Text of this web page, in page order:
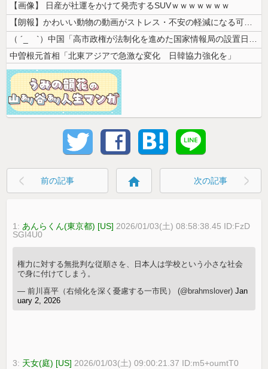
【画像】 日産が社運をかけて発売するSUVｗｗｗｗｗｗｗ
【朗報】かわいい動物の動画がストレス・不安の軽減になる可能性。英大学の...
（ ´_ゝ`）中国「高市政権が法制化を進めた国家情報局の設置日が7月3...
中曽根元首相「北東アジアで急激な変化 日韓協力強化を」
前の記事 home 次の記事
1:あんらくん(東京都) [US] 2026/01/03(土) 08:58:38.45 ID:FzD
SGI4U0
権力に対する無批判な従順さを、日本人は学校という小さな社会
で身に付けてしまう。
— 前川喜平（右傾化を深く憂慮する一市民） (@brahmslover)Jan
uary 2, 2026
3: 天女(庭) [US] 2026/01/03(土) 09:00:21.37 ID:m5+oumtT0